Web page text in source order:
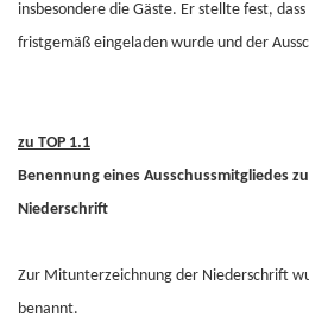
insbesondere die Gäste. Er stellte fest,
fristgemäß eingeladen wurde und der
zu TOP 1.1
Benennung eines Ausschussmitgliedes
Niederschrift
Zur Mitunterzeichnung der Niederschrift
benannt.